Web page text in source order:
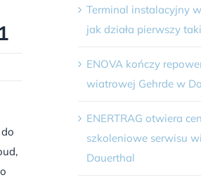
Terminal instalacyjny
jak działa pierwszy
ENOVA kończy
wiatrowej Gehrde w
ENERTRAG otwiera
szkoleniowe serwisu
Dauerthal